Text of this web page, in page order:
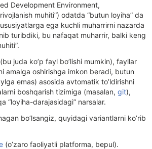
Development Environment,
muhiti”) odatda “butun loyiha” da
ega kuchli muharrirni nazarda
turibdiki, bu nafaqat muharrir, balki keng
juda ko’p fayl bo’lishi mumkin), fayllar
amalga oshirishga imkon beradi, butun
emas) asosida avtomatik to’ldirishni
boshqarish tizimiga (masalan, git),
“loyiha-darajasidagi” narsalar.
bo’lsangiz, quyidagi variantlarni ko’rib
(o’zaro faoliyatli platforma, bepul).